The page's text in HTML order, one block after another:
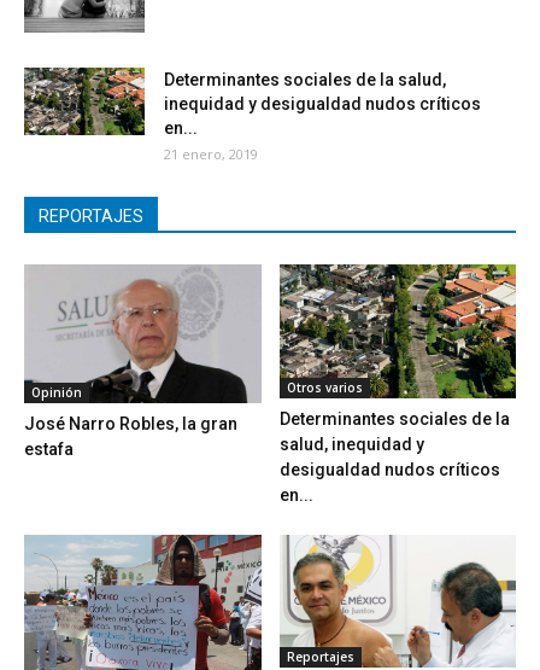
Determinantes sociales de la salud,
inequidad y desigualdad nudos críticos
en...
21 enero, 2019
REPORTAJES
Opinión
José Narro Robles, la gran
estafa
Otros varios
Determinantes sociales de la
salud, inequidad y
desigualdad nudos críticos
en...
Reportajes